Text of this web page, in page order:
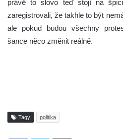
právě to slovo teď stojí na
zaregistrovali, že takhle to být
ale pokud budou všechny
šance něco změnit reálně.
Tagy politika